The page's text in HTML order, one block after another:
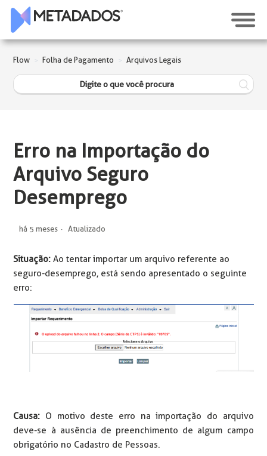
Flow Folha de Pagamento Arquivos Legais
Erro na Importação do
Arquivo Seguro
Desemprego
há 5 meses Atualizado
Situação:Ao tentar importar um arquivo referente ao
seguro-desemprego, está sendo apresentado o seguinte
erro:
Causa: O motivo deste erro na importação do arquivo
deve-se à ausência de preenchimento de algum campo
obrigatório no Cadastro de Pessoas.